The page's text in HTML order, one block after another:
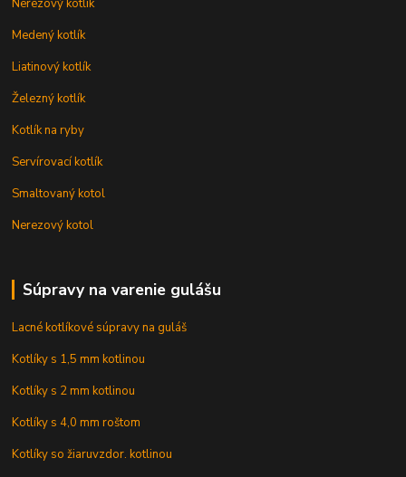
Medený kotlík
Liatinový kotlík
Železný kotlík
Kotlík na ryby
Servírovací kotlík
Smaltovaný kotol
Nerezový kotol
Súpravy na varenie gulášu
Lacné kotlíkové súpravy na guláš
Kotlíky s 1,5 mm kotlinou
Kotlíky s 2 mm kotlinou
Kotlíky s 4,0 mm roštom
Kotlíky so žiaruvzdor. kotlinou